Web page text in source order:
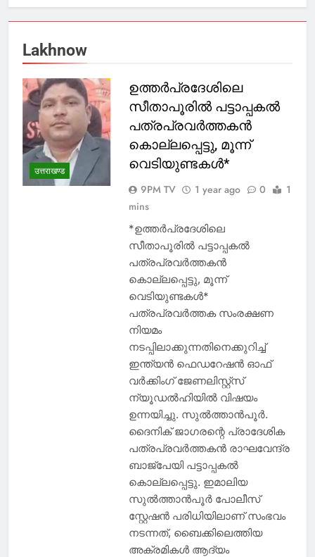
Lakhnow
उत्तराखण्ड
ഉത്തർപ്രദേശിലെ
സീതാപൂരിൽ പട്ടാപ്പകൽ
പത്രപ്രവർത്തകൻ
കൊല്ലപ്പെട്ടു, മൂന്ന്
വെടിയുണ്ടകൾ*
9PM TV 1 year ago 0
1
mins
*ഉത്തർപ്രദേശിലെ
സീതാപൂരിൽ പട്ടാപ്പകൽ
പത്രപ്രവർത്തകൻ
കൊല്ലപ്പെട്ടു, മൂന്ന്
വെടിയുണ്ടകൾ*
പത്രപ്രവർത്തക സംരക്ഷണ
നിയമം
നടപ്പിലാക്കുന്നതിനെക്കുറിച്ച്
ഇന്ത്യൻ ഫെഡറേഷൻ ഓഫ്
വർക്കിംഗ് ജേണലിസ്റ്റ്സ്
ന്യൂഡൽഹിയിൽ വിഷയം
ഉന്നയിച്ചു. സുൽത്താൻപൂർ.
ദൈനിക് ജാഗരന്റെ പ്രാദേശിക
പത്രപ്രവർത്തകൻ രാഘവേന്ദ്ര
ബാജ്‌പേയി പട്ടാപ്പകൽ
കൊല്ലപ്പെട്ടു. ഇമാലിയ
സുൽത്താൻപൂർ പോലീസ്
സ്റ്റേഷൻ പരിധിയിലാണ് സംഭവം
നടന്നത്, ബൈക്കിലെത്തിയ
അക്രമികൾ ആദ്യം